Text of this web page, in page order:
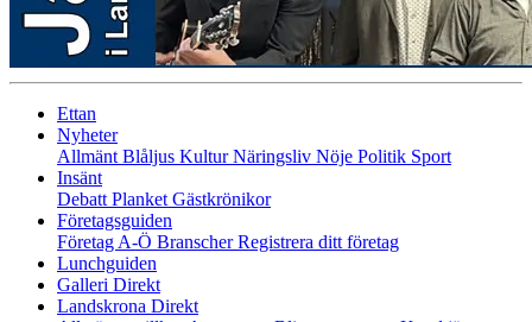
Ettan
Nyheter
Allmänt Blåljus KulturNäringsliv Nöje Politik Sport
Insänt
Debatt Planket Gästkrönikor
Företagsguiden
Företag A-Ö BranscherRegistrera ditt företag
Lunchguiden
Galleri Direkt
Landskrona Direkt